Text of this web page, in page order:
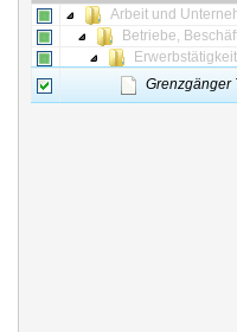
Arbeit und
Betriebe,
Erwerbstätigkeit
Grenzgänger